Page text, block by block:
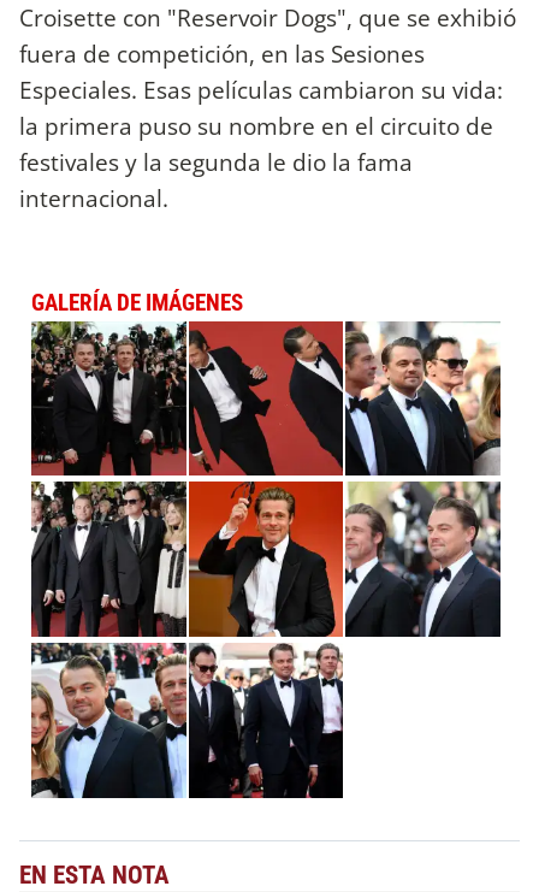
Croisette con "Reservoir Dogs", que se exhibió
fuera de competición, en las Sesiones
Especiales. Esas películas cambiaron su vida:
la primera puso su nombre en el circuito de
festivales y la segunda le dio la fama
internacional.
GALERÍA DE IMÁGENES
EN ESTA NOTA